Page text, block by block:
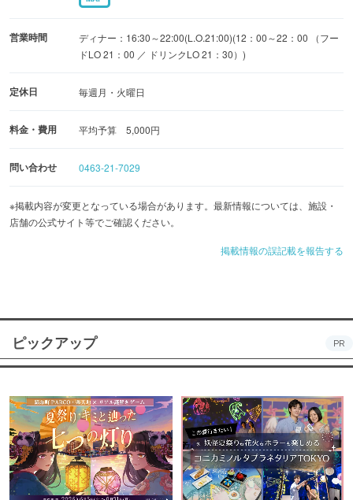
営業時間
ディナー：16:30～22:00(L.O.21:00)(12：00～22：00 （フー
ドLO 21：00 ／ ドリンクLO 21：30）)
定休日 毎週月・火曜日
料金・費用 平均予算 5,000円
問い合わせ 0463-21-7029
※掲載内容が変更となっている場合があります。最新情報については、施設・
店舗の公式サイト等でご確認ください。
掲載情報の誤記載を報告する
ピックアップ PR